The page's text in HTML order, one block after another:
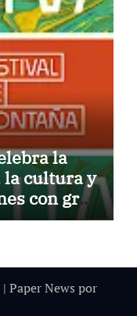
la
la cultura y
con gran
| Paper News por